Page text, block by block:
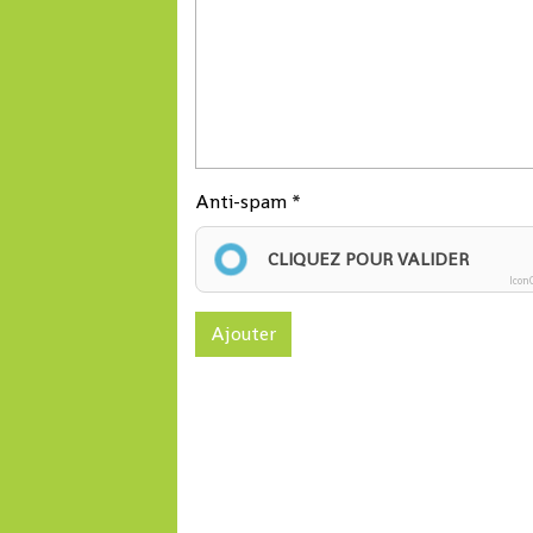
Anti-spam
CLIQUEZ POUR VALIDER
Ajouter